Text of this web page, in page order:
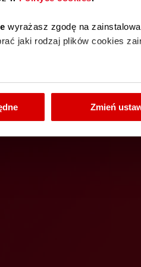
wyrażasz zgodę na
jaki rodzaj plików cookies
wybrane przez Ciebie
Zmień
i mogą nie przedstawiać
Dla